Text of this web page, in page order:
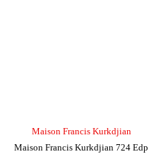
Maison Francis Kurkdjian
Maison Francis Kurkdjian 724 Edp